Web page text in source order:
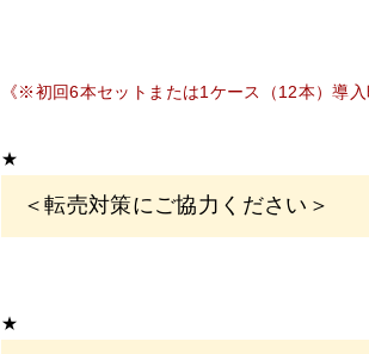
《※初回6本セットまたは1ケース（12本）導
★
＜転売対策にご協力ください＞
アカウント登録は必ずサロン名をご記入く
★